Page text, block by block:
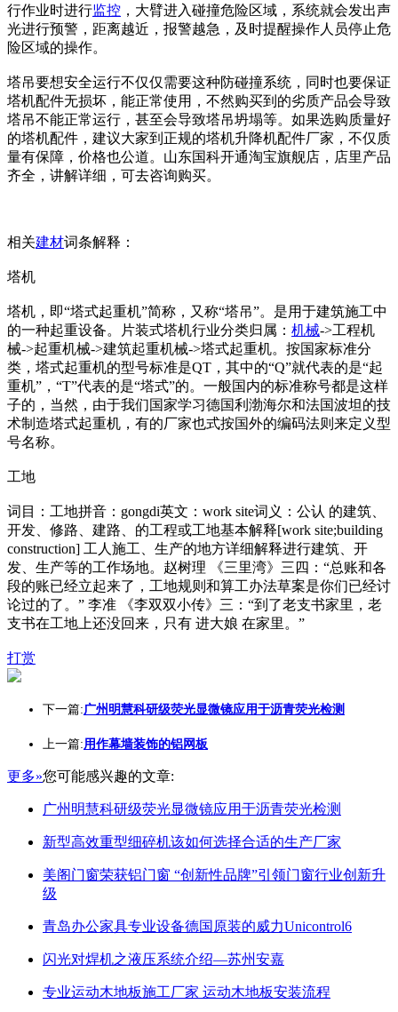
行作业时进行监控 ，大臂进入碰撞危险区域，系统就会发出声
光进行预警，距离越近，报警越急，及时提醒操作人员停止危
险区域的操作。
塔吊要想安全运行不仅仅需要这种防碰撞系统，同时也要保证
塔机配件无损坏，能正常使用，不然购买到的劣质产品会导致
塔吊不能正常运行，甚至会导致塔吊坍塌等。如果选购质量好
的塔机配件，建议大家到正规的塔机升降机配件厂家，不仅质
量有保障，价格也公道。山东国科开通淘宝旗舰店，店里产品
齐全，讲解详细，可去咨询购买。
相关建材词条解释：
塔机
塔机，即“塔式起重机”简称，又称“塔吊”。是用于建筑施工中
的一种起重设备。片装式塔机行业分类归属： 机械->工程机
械->起重机械->建筑起重机械->塔式起重机。按国家标准分
类，塔式起重机的型号标准是QT，其中的“Q”就代表的是“起
重机”，“T”代表的是“塔式”的。一般国内的标准称号都是这样
子的，当然，由于我们国家学习德国利渤海尔和法国波坦的技
术制造塔式起重机，有的厂家也式按国外的编码法则来定义型
号名称。
工地
词目：工地拼音：gongdi英文：work site词义：公认 的建筑、
开发、修路、建路、的工程或工地基本解释[work site;building
construction] 工人施工、生产的地方详细解释进行建筑、开
发、生产等的工作场地。赵树理 《三里湾》三四：“总账和各
段的账已经立起来了，工地规则和算工办法草案是你们已经讨
论过的了。” 李准 《李双双小传》三：“到了老支书家里，老
支书在工地上还没回来，只有 进大娘 在家里。”
打赏
下一篇:广州明慧科研级荧光显微镜应用于沥青荧光检测
上一篇:用作幕墙装饰的铝网板
更多»您可能感兴趣的文章:
广州明慧科研级荧光显微镜应用于沥青荧光检测
新型高效重型细碎机该如何选择合适的生产厂家
美阁门窗荣获铝门窗 “创新性品牌”引领门窗行业创新升
级
青岛办公家具专业设备德国原装的威力Unicontrol6
闪光对焊机之液压系统介绍—苏州安嘉
专业运动木地板施工厂家 运动木地板安装流程